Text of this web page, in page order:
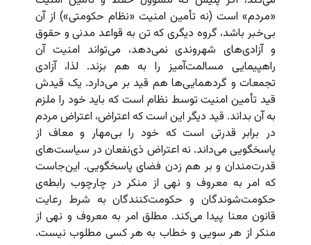
«مردم» است (نه تأمین امنیت «نظام حکومتی») از آن
بی‌خبر باشد، گروه دیگری که تن به قواعد مدنی و حقوق
و آزادی‌های شهروندی نمی‌دهد، می‌تواند امنیت آن
راهپیمایی مسالمت‌آمیز را به هم بزند. لذا،‌ آزادی
تجمعات و گردهمایی‌ها هم قید بر می‌‌دارد. یک قیدش
قید تأمین امنیت توسط نظام است که باید خود را ملزم
به آن بداند. قید دیگر این است که اعتراض، اعتراض مردم
در برابر قدرتی است که خود را بی‌مهار و معاف از
پاسخگویی می‌داند. نه اعتراض ذی‌نفعان در سیاست‌های
قدرت‌مندان و بر هم‌ زدن فضای پاسخگویی. این‌جاست
که امر به معروف و نهی از منکر در چارچوب رابطه‌ی
حکومت‌شوندگان و حکومت‌کنندگان به شرط رعایت
قانون معنا پیدا می‌کند. مطلق امر به معروف و نهی از
منکر از هر سویی و خطاب به هر کسی مطلوب نیست.